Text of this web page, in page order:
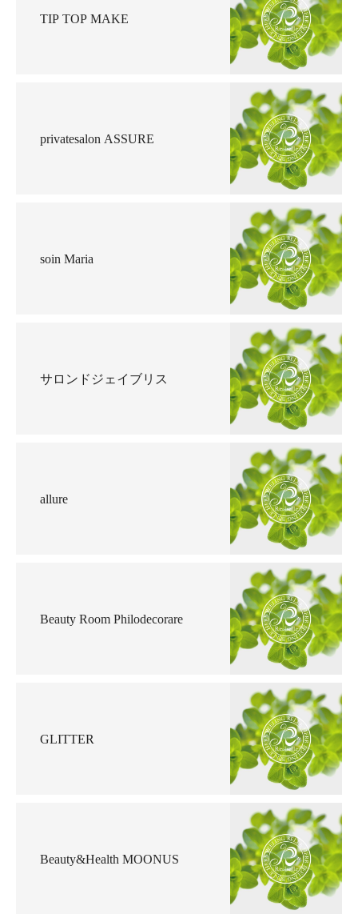
TIP TOP MAKE
privatesalon ASSURE
soin Maria
サロンドジェイブリス
allure
Beauty Room Philodecorare
GLITTER
Beauty&Health MOONUS